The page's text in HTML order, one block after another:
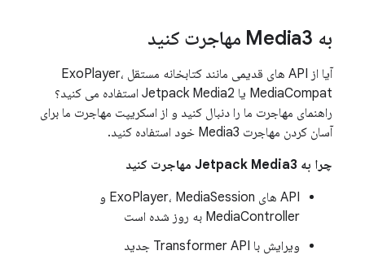
به Media3 مهاجرت کنید
آیا از API های قدیمی مانند کتابخانه مستقل ExoPlayer،
MediaCompat یا Jetpack Media2 استفاده می کنید؟
راهنمای مهاجرت ما را دنبال کنید و از اسکریپت مهاجرت ما برای
آسان کردن مهاجرت Media3 خود استفاده کنید.
چرا به Jetpack Media3 مهاجرت کنید
API های ExoPlayer، MediaSession و
MediaController به روز شده است
ویرایش با Transformer API جدید